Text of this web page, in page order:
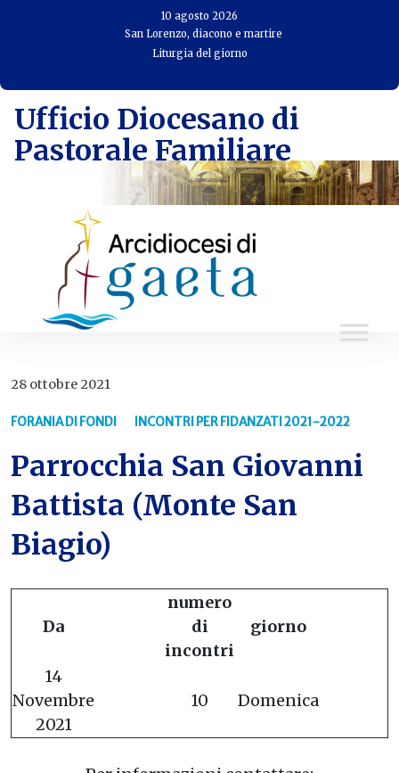
10 agosto 2026
San Lorenzo, diacono e martire
Liturgia del giorno
Ufficio Diocesano di
Pastorale Familiare
28 ottobre 2021
FORANIA DI FONDI INCONTRI PER FIDANZATI 2021-2022
Parrocchia San Giovanni
Battista (Monte San
Biagio)
Da
numero
di
incontri
giorno
14
Novembre
2021
10 Domenica